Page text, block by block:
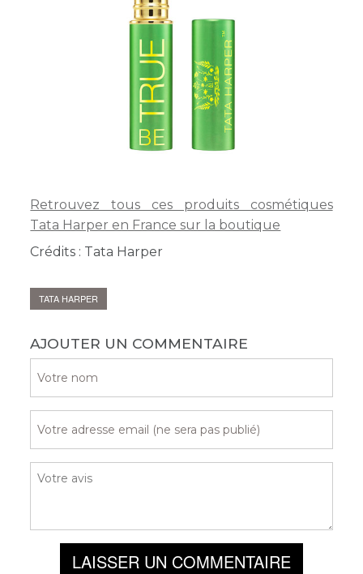
Retrouvez tous ces produits cosmétiques
Tata Harper en France sur la boutique
Crédits : Tata Harper
TATA HARPER
AJOUTER UN COMMENTAIRE
LAISSER UN COMMENTAIRE